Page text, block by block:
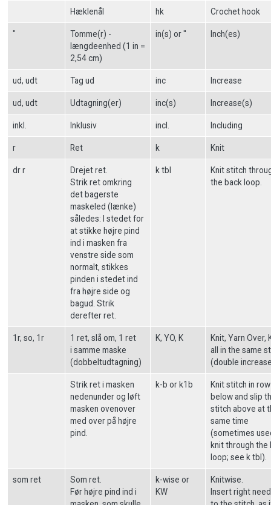
Hæklenål hk Crochet hook
"
Tomme(r) -
længdeenhed (1 in =
2,54 cm)
in(s) or '' Inch(es)
ud, udt Tag ud inc Increase
ud, udt Udtagning(er) inc(s) Increase(s)
inkl. Inklusiv incl. Including
r Ret k Knit
dr r
Drejet ret.
Strik ret omkring
det bagerste
maskeled (lænke)
således: I stedet for
at stikke højre pind
ind i masken fra
venstre side som
normalt, stikkes
pinden i stedet ind
fra højre side og
bagud. Strik
derefter ret.
k tbl
Knit stitch
the back loop.
1r, so, 1r
1 ret, slå om, 1 ret
i samme maske
(dobbeltudtagning)
K, YO, K
Knit, Yarn Over,
all in the same
(double
Strik ret i masken
nedenunder og løft
masken ovenover
med over på højre
pind.
k-b or k1b
Knit stitch in row
below and slip
stitch above at
same time
(sometimes
knit through the
loop; see k tbl).
som ret
Som ret.
Før højre pind ind i
k-wise or
KW
Knitwise.
Insert right